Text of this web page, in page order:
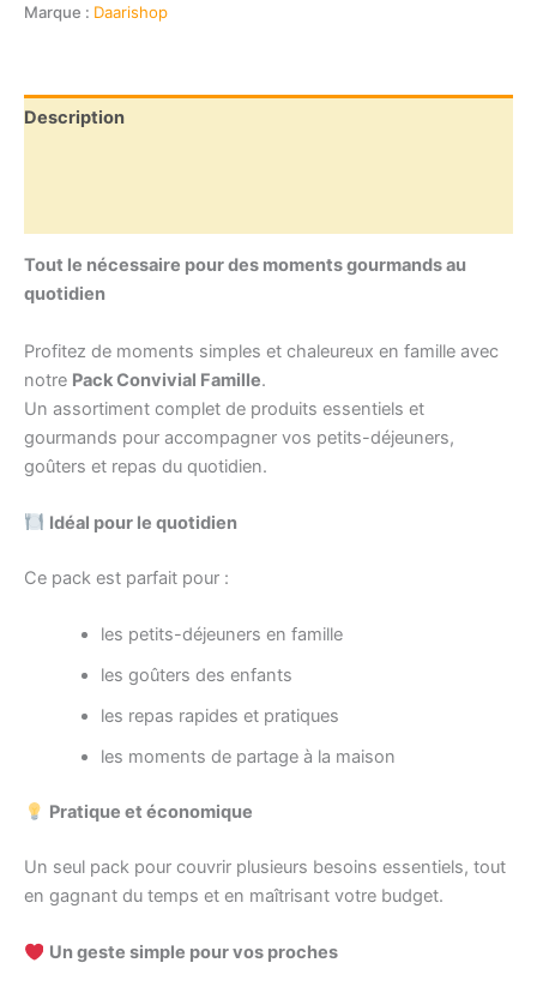
Marque : Daarishop
Description
Tout le nécessaire pour des moments gourmands au
quotidien
Profitez de moments simples et chaleureux en famille avec
notre Pack Convivial Famille.
Un assortiment complet de produits essentiels et
gourmands pour accompagner vos petits-déjeuners,
goûters et repas du quotidien.
Idéal pour le quotidien
Ce pack est parfait pour :
les petits-déjeuners en famille
les goûters des enfants
les repas rapides et pratiques
les moments de partage à la maison
Pratique et économique
Un seul pack pour couvrir plusieurs besoins essentiels, tout
en gagnant du temps et en maîtrisant votre budget.
Un geste simple pour vos proches